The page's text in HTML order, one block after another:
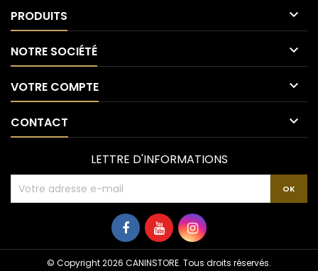
PRODUITS 
NOTRE SOCIÉTÉ 
VOTRE COMPTE 
CONTACT 
LETTRE D'INFORMATIONS
© Copyright 2026 CANINSTORE. Tous droits réservés.